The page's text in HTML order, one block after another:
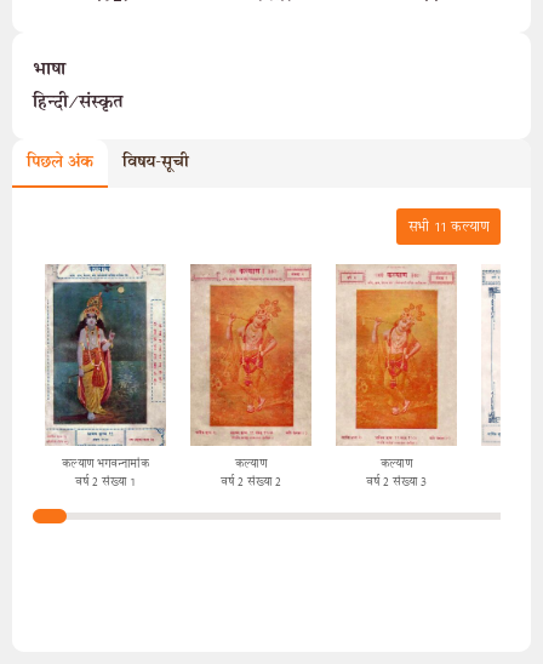
भाषा
हिन्दी/संस्कृत
पिछले अंक विषय-सूची
सभी 11 कल्याण
कल्याण भगवन्नामांक
वर्ष 2 संख्या 1
कल्याण
वर्ष 2 संख्या 2
कल्याण
वर्ष 2 संख्या 3